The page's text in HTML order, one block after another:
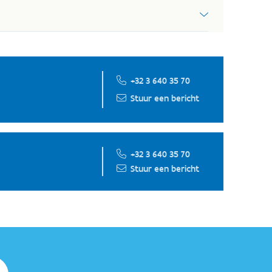
Je kan er zelfs een
+32 3 640 35 70
Stuur een bericht
+32 3 640 35 70
Stuur een bericht